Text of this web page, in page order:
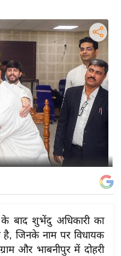
बाद शुभेंदु अधिकारी का
जिनके नाम पर विधायक
और भाबनीपुर में दोहरी